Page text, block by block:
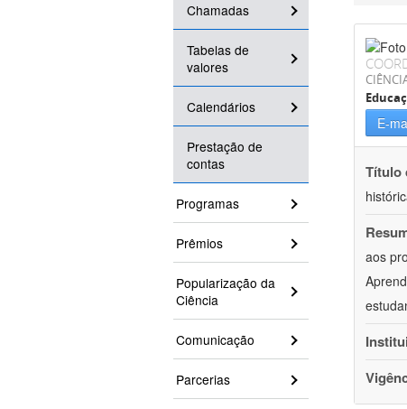
Chamadas
Tabelas de
valores
Calendários
Prestação de
contas
Programas
Prêmios
Popularização da
Ciência
Comunicação
Parcerias
E-
Título
aos